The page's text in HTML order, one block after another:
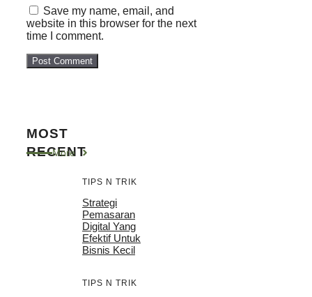
Save my name, email, and
website in this browser for the next
time I comment.
MOST
RECENT
More
TIPS N TRIK
Strategi
Pemasaran
Digital Yang
Efektif Untuk
Bisnis Kecil
TIPS N TRIK